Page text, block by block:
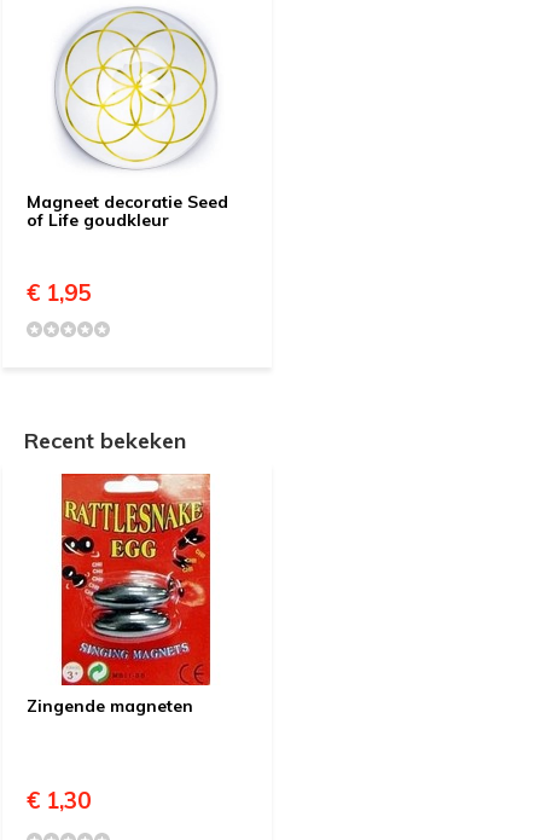
Magneet decoratie Seed
of Life goudkleur
€ 1,95
Recent bekeken
Zingende magneten
€ 1,30